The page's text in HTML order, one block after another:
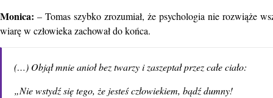
Monica: – Tomas szybko zrozumiał, że psychologia nie rozwiąże
wiarę w człowieka zachował do końca.
(…) Objął mnie anioł bez twarzy i zaszeptał przez całe ciało:
„Nie wstydź się tego, że jesteś człowiekiem, bądź dumny!